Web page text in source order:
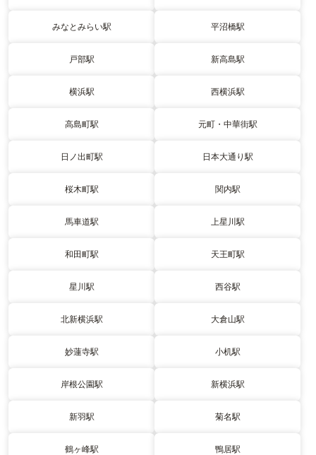
みなとみらい駅 平沼橋駅
戸部駅 新高島駅
横浜駅 西横浜駅
高島町駅 元町・中華街駅
日ノ出町駅 日本大通り駅
桜木町駅 関内駅
馬車道駅 上星川駅
和田町駅 天王町駅
星川駅 西谷駅
北新横浜駅 大倉山駅
妙蓮寺駅 小机駅
岸根公園駅 新横浜駅
新羽駅 菊名駅
鶴ヶ峰駅 鴨居駅